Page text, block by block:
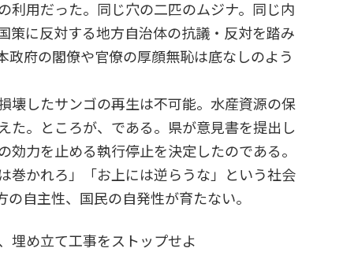
利用だった。同じ穴の二匹のムジナ。同じ内
策に反対する地方自治体の抗議・反対を踏み
政府の閣僚や官僚の厚顔無恥は底なしのよう
したサンゴの再生は不可能。水産資源の保
た。ところが、である。県が意見書を提出し
力を止める執行停止を決定したのである。
巻かれろ」「お上には逆らうな」という社会
自主性、国民の自発性が育たない。
埋め立て工事をストップせよ